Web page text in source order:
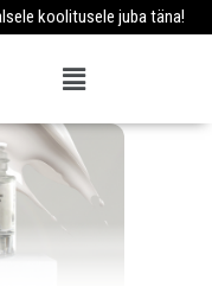
koolitusele juba täna!